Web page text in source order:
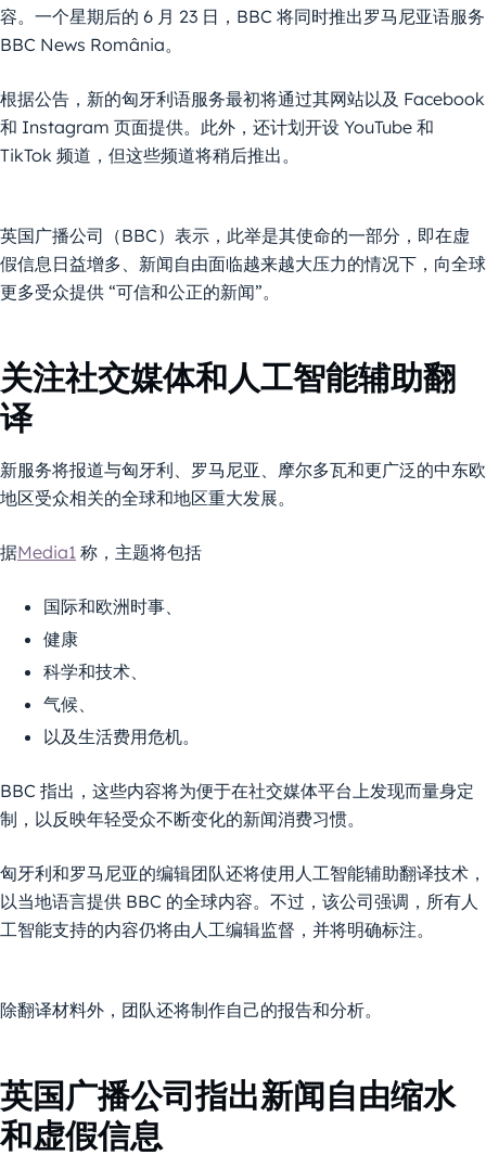
容。一个星期后的 6 月 23 日，BBC 将同时推出罗马尼亚语服务
BBC News România。
根据公告，新的匈牙利语服务最初将通过其网站以及 Facebook
和 Instagram 页面提供。此外，还计划开设 YouTube 和
TikTok 频道，但这些频道将稍后推出。
英国广播公司（BBC）表示，此举是其使命的一部分，即在虚
假信息日益增多、新闻自由面临越来越大压力的情况下，向全球
更多受众提供 “可信和公正的新闻”。
关注社交媒体和人工智能辅助翻
译
新服务将报道与匈牙利、罗马尼亚、摩尔多瓦和更广泛的中东欧
地区受众相关的全球和地区重大发展。
据Media1 称，主题将包括
国际和欧洲时事、
健康
科学和技术、
气候、
以及生活费用危机。
BBC 指出，这些内容将为便于在社交媒体平台上发现而量身定
制，以反映年轻受众不断变化的新闻消费习惯。
匈牙利和罗马尼亚的编辑团队还将使用人工智能辅助翻译技术，
以当地语言提供 BBC 的全球内容。不过，该公司强调，所有人
工智能支持的内容仍将由人工编辑监督，并将明确标注。
除翻译材料外，团队还将制作自己的报告和分析。
英国广播公司指出新闻自由缩水
和虚假信息